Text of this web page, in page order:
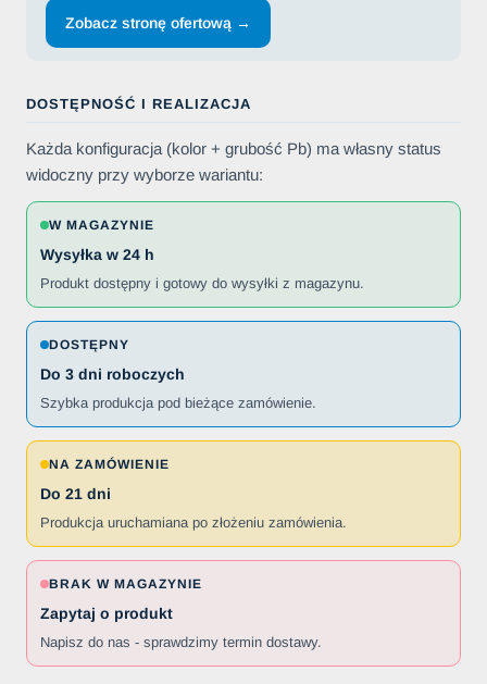
Zobacz stronę ofertową →
DOSTĘPNOŚĆ I REALIZACJA
Każda konfiguracja (kolor + grubość Pb) ma własny status
widoczny przy wyborze wariantu:
W MAGAZYNIE
Wysyłka w 24 h
Produkt dostępny i gotowy do wysyłki z magazynu.
DOSTĘPNY
Do 3 dni roboczych
Szybka produkcja pod bieżące zamówienie.
NA ZAMÓWIENIE
Do 21 dni
Produkcja uruchamiana po złożeniu zamówienia.
BRAK W MAGAZYNIE
Zapytaj o produkt
Napisz do nas - sprawdzimy termin dostawy.